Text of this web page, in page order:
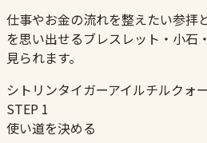
仕事やお金の流れを整えたい参拝
を思い出せるブレスレット・小石
見られます。
シトリンタイガーアイルチルクォ
STEP 1
使い道を決める